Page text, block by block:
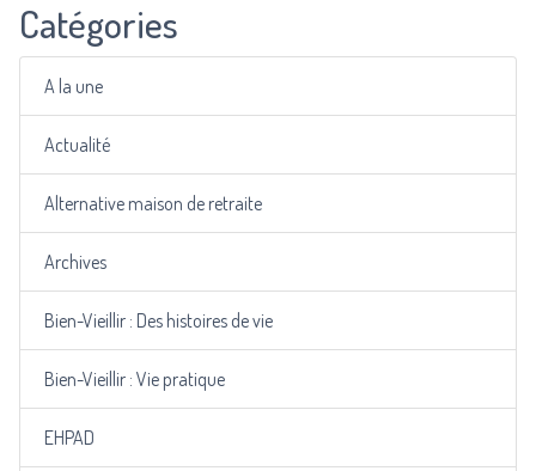
Catégories
A la une
Actualité
Alternative maison de retraite
Archives
Bien-Vieillir : Des histoires de vie
Bien-Vieillir : Vie pratique
EHPAD